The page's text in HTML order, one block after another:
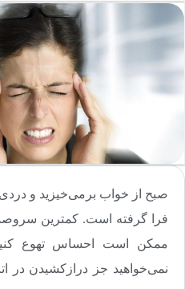
صبح از خواب برمی‌خیزید و
فرا گرفته است. کمترین
ممکن است احساس تهوع کنید
نمی‌خواهید جز درازکشیدن در